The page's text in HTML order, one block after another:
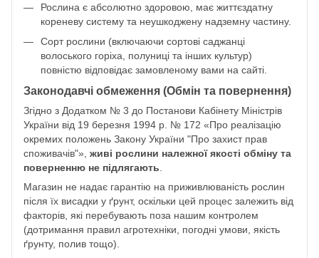
Рослина є абсолютно здоровою, має життєздатну
кореневу систему та неушкоджену надземну частину.
Сорт рослини (включаючи сортові саджанці
волоського горіха, полуниці та інших культур)
повністю відповідає замовленому вами на сайті.
Законодавчі обмеження (Обмін та повернення)
Згідно з Додатком № 3 до Постанови Кабінету Міністрів
України від 19 березня 1994 р. № 172 «Про реалізацію
окремих положень Закону України "Про захист прав
споживачів"», живі рослини належної якості обміну та
поверненню не підлягають.
Магазин не надає гарантію на приживлюваність рослин
після їх висадки у ґрунт, оскільки цей процес залежить від
факторів, які перебувають поза нашим контролем
(дотримання правил агротехніки, погодні умови, якість
ґрунту, полив тощо).